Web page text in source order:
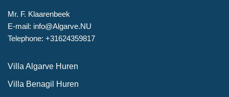
Mr. F. Klaarenbeek
E-mail: info@Algarve.NU
Telephone: +31624359817
Villa Algarve Huren
Villa Benagil Huren